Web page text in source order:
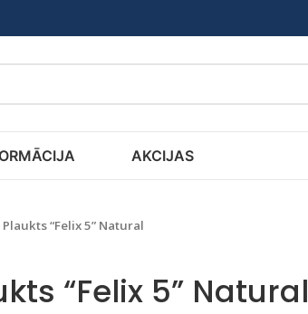
AKCIJAS
Plaukts “Felix 5” Natural
“Felix 5” Natural